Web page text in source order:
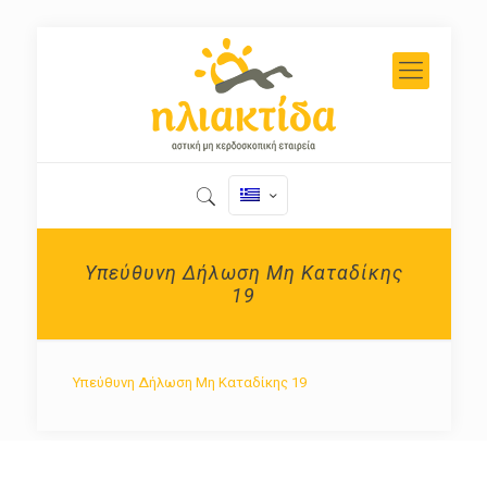
Υπεύθυνη Δήλωση Μη Καταδίκης
19
Υπεύθυνη Δήλωση Μη Καταδίκης 19